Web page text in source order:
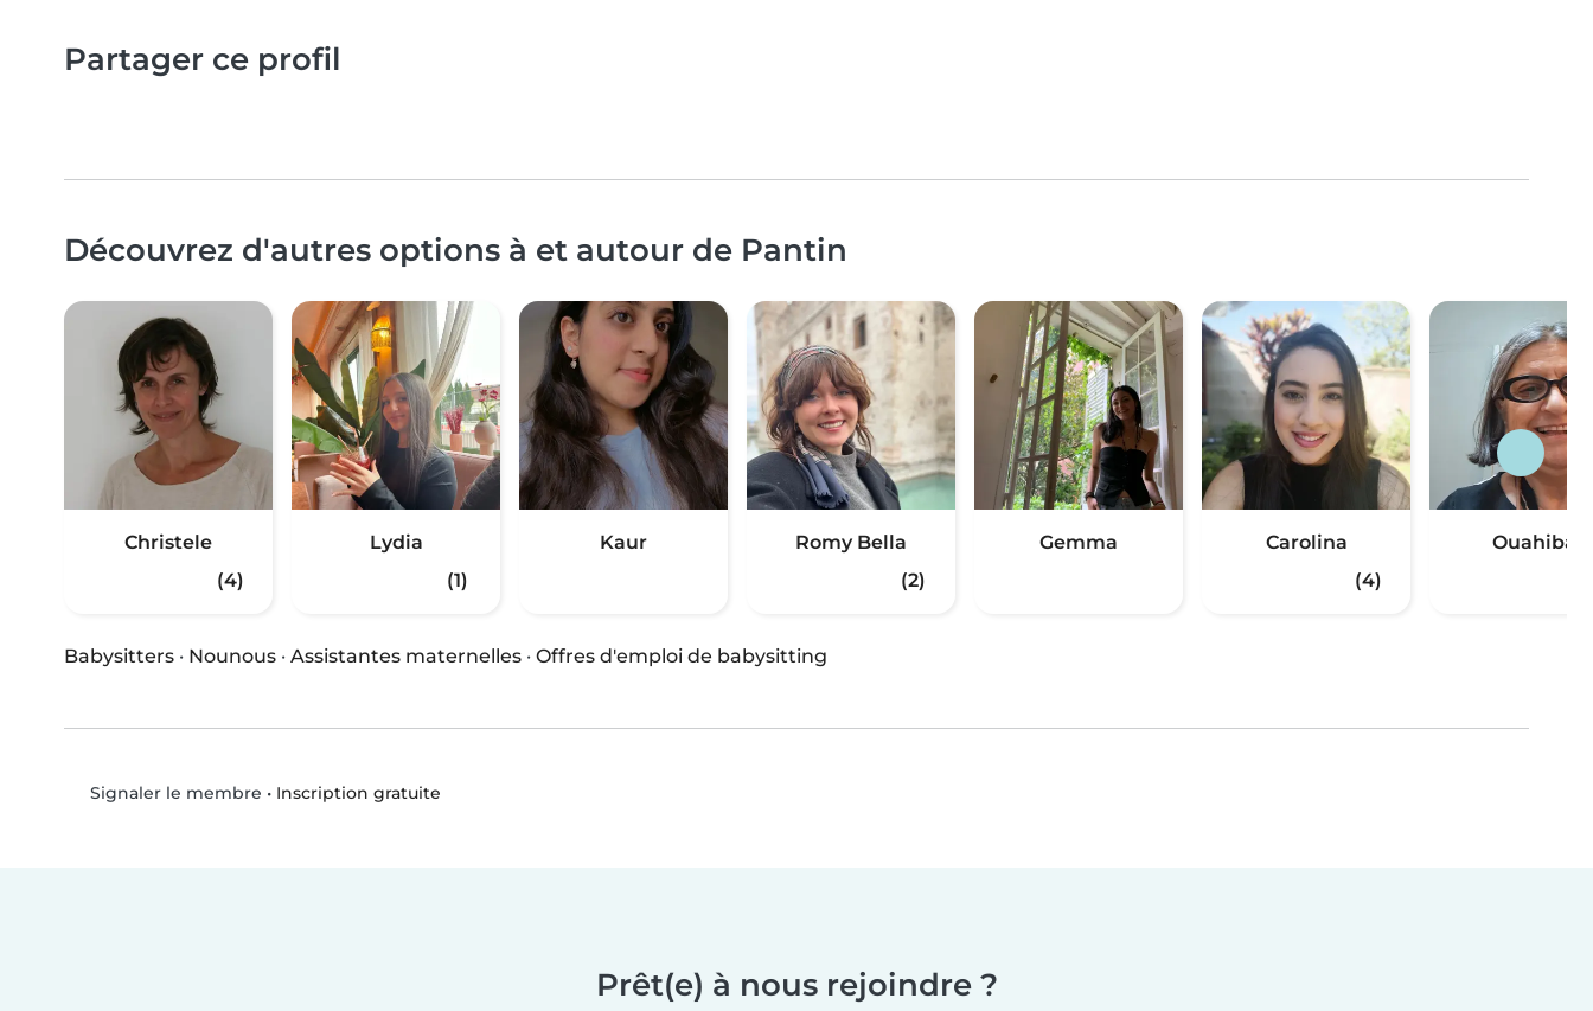
Partager ce profil
Découvrez d'autres options à et autour de Pantin
Christele
(4)
Lydia
(1)
Kaur
Romy Bella
(2)
Gemma
Carolina
(4)
Ouahiba
Babysitters · Nounous · Assistantes maternelles · Offres d'emploi de babysitting
Signaler le membre • Inscription gratuite
Prêt(e) à nous rejoindre ?